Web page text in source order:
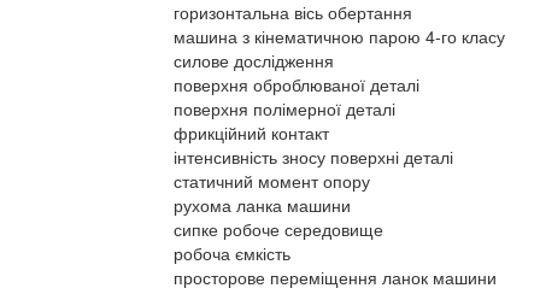
горизонтальна вісь обертання
машина з кінематичною парою 4-го класу
силове дослідження
поверхня оброблюваної деталі
поверхня полімерної деталі
фрикційний контакт
інтенсивність зносу поверхні деталі
статичний момент опору
рухома ланка машини
сипке робоче середовище
робоча ємкість
просторове переміщення ланок машини